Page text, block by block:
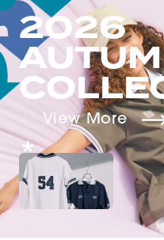
2026
View More